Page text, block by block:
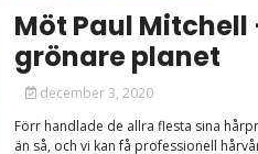
Möt Paul Mitchell
grönare planet
december 3, 2020
Förr handlade de allra flesta sina
än så, och vi kan få professionell